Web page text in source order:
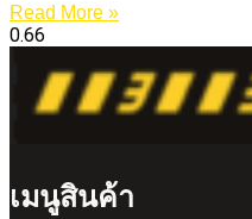
Read More »
เมนูสินค้า